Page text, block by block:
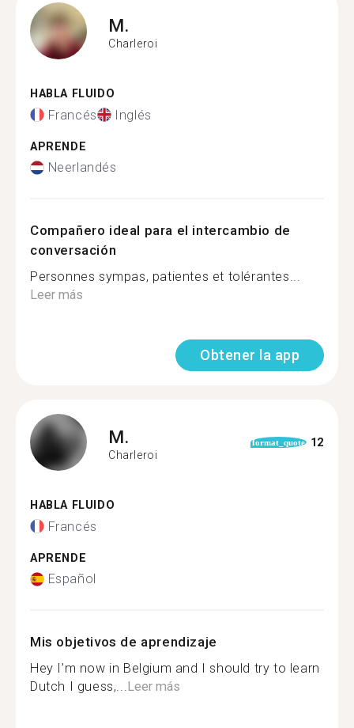
M.
Charleroi
HABLA FLUIDO
Francés Inglés
APRENDE
Neerlandés
Compañero ideal para el intercambio de
conversación
Personnes sympas, patientes et tolérantes...
Leer más
Obtener la app
M.
Charleroi
format_quote 12
HABLA FLUIDO
Francés
APRENDE
Español
Mis objetivos de aprendizaje
Hey I’m now in Belgium and I should try to learn
Dutch I guess,...Leer más